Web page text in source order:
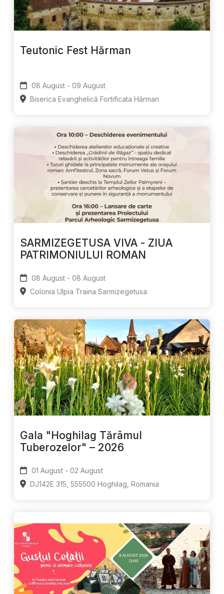
Teutonic Fest Hărman
08 August - 09 August
Biserica Evanghelică Fortificata Hărman
SARMIZEGETUSA VIVA - ZIUA
PATRIMONIULUI ROMAN
08 August - 08 August
Colonia Ulpia Traina Sarmizegetusa
Gala "Hoghilag Tărâmul
Tuberozelor" – 2026
01 August - 02 August
DJ142E 315, 555500 Hoghilag, Romania